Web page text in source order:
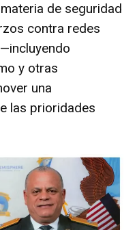
de seguridad
contra redes
y otras
una
las prioridades